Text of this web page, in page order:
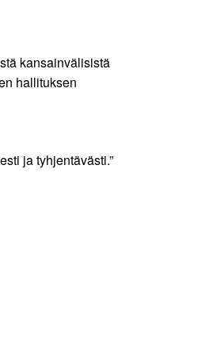
kansainvälisistä
hallituksen
ja tyhjentävästi.”